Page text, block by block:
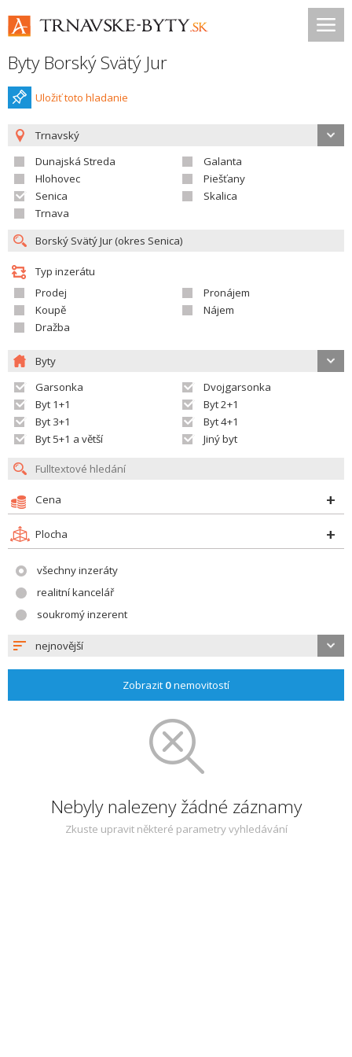
Byty Borský Svätý Jur
Uložiť toto hladanie
Trnavský
Dunajská Streda
Galanta
Hlohovec
Piešťany
Senica
Skalica
Trnava
Typ inzerátu
Prodej
Pronájem
Koupě
Nájem
Dražba
Byty
Garsonka
Dvojgarsonka
Byt 1+1
Byt 2+1
Byt 3+1
Byt 4+1
Byt 5+1 a větší
Jiný byt
Cena
Plocha
všechny inzeráty
realitní kancelář
soukromý inzerent
nejnovější
Zobrazit 0nemovitostí
Nebyly nalezeny žádné záznamy
Zkuste upravit některé parametry vyhledávání